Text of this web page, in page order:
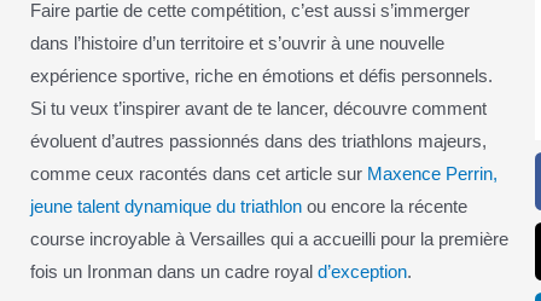
Faire partie de cette compétition, c’est aussi s’immerger
dans l’histoire d’un territoire et s’ouvrir à une nouvelle
expérience sportive, riche en émotions et défis personnels.
Si tu veux t’inspirer avant de te lancer, découvre comment
évoluent d’autres passionnés dans des triathlons majeurs,
comme ceux racontés dans cet article sur Maxence Perrin,
jeune talent dynamique du triathlonou encore la récente
course incroyable à Versailles qui a accueilli pour la première
fois un Ironman dans un cadre royal d’exception.